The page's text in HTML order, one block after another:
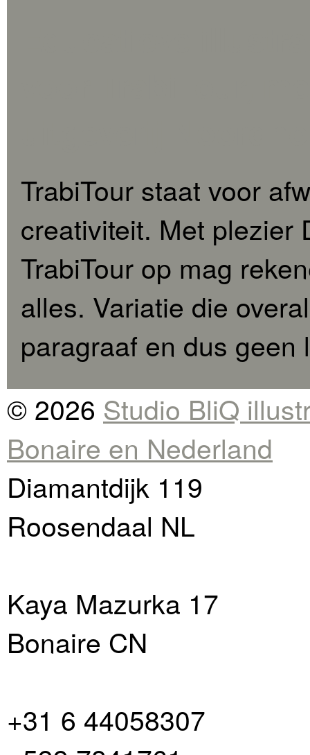
TrabiTour staat voor
creativiteit. Met plezier
TrabiTour op mag
alles. Variatie die
paragraaf en dus geen
© 2026 Studio BliQ
Bonaire en Nederland
Diamantdijk 119
Roosendaal NL
Kaya Mazurka 17
Bonaire CN
+31 6 44058307